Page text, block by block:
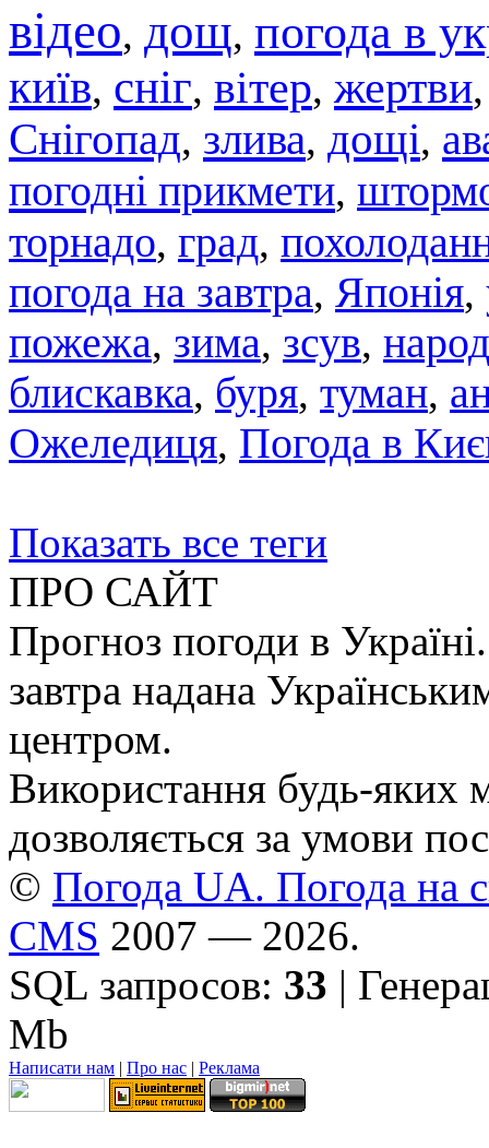
відео, дощ, погода в
київ, сніг, вітер, жертви
Снігопад, злива, дощі,
погодні прикмети,
торнадо, град,
погода на завтра, Японія,
пожежа, зима, зсув,
блискавка, буря, туман,
Ожеледиця, Погода в
Показать все теги
ПРО САЙТ
Прогноз погоди в
завтра надана
центром.
Використання будь-яких
дозволяється за умови
© Погода UA. Погода на
CMS 2007 — 2026.
SQL запросов: 33 |
Mb
Написати нам | Про нас | Реклама